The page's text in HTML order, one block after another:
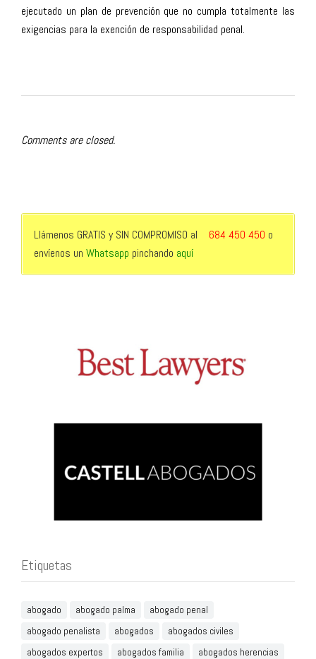
ejecutado un plan de prevención que no cumpla totalmente las
exigencias para la exención de responsabilidad penal.
Comments are closed.
Llámenos GRATIS y SIN COMPROMISO al 684 450 450 o
envíenos un Whatsapp pinchando aquí
Etiquetas
abogado abogado palma
abogado penal
abogado penalista
abogados
abogados civiles
abogados expertos
abogados familia
abogados herencias